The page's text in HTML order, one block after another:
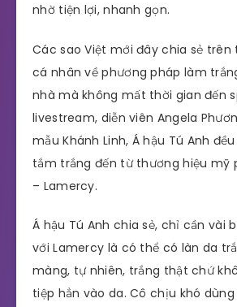
nhờ tiện lợi, nhanh gọn.
Các sao Việt mới đây chia sẻ
cá nhân về phương pháp làm
nhà mà không mất thời gian đến
livestream, diễn viên Angela
mẫu Khánh Linh, Á hậu Tú Anh
tắm trắng đến từ thương hiệu mỹ
– Lamercy.
Á hậu Tú Anh chia sẻ, chỉ cần vài
với Lamercy là có thể có làn da
màng, tự nhiên, trắng thật chứ
tiệp hẳn vào da. Cô chịu khó